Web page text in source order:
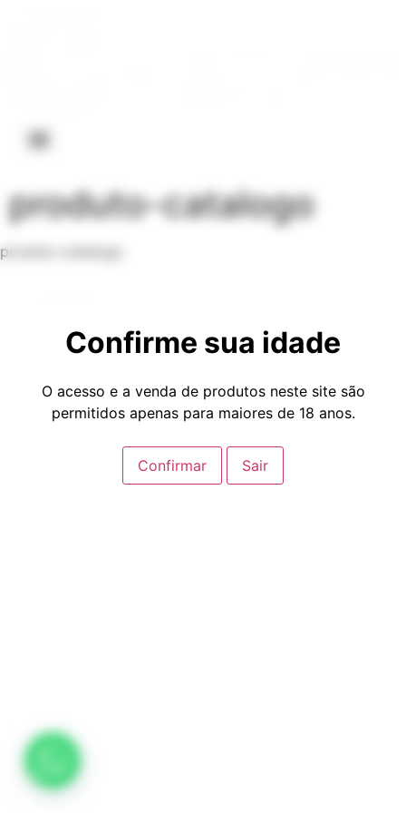
produto-catalogo
produto
Todos os direitos reservados
Confirme sua idade
O acesso e a venda de produtos neste site são
permitidos apenas para maiores de 18 anos.
Confirmar Sair